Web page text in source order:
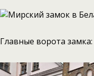
Главные ворота замка: